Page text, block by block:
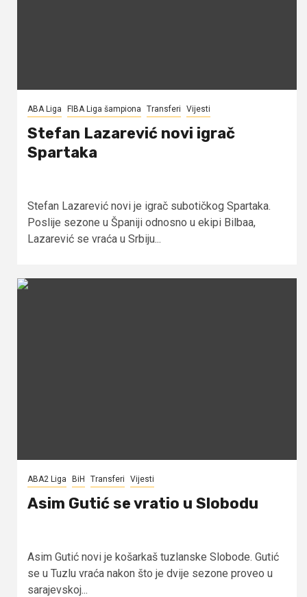
ABA Liga FIBA Liga šampiona Transferi Vijesti
Stefan Lazarević novi igrač
Spartaka
Stefan Lazarević novi je igrač subotičkog Spartaka.
Poslije sezone u Španiji odnosno u ekipi Bilbaa,
Lazarević se vraća u Srbiju...
ABA2 Liga BiH Transferi Vijesti
Asim Gutić se vratio u Slobodu
Asim Gutić novi je košarkaš tuzlanske Slobode. Gutić
se u Tuzlu vraća nakon što je dvije sezone proveo u
sarajevskoj...